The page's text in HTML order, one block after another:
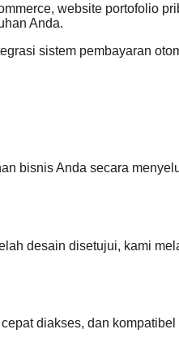
website portofolio
Anda.
sistem pembayaran
bisnis Anda secara
desain disetujui, kami
diakses, dan